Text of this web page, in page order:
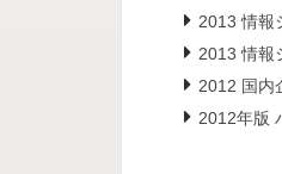
2013 情報
2013 情報
2012 国内
2012年版